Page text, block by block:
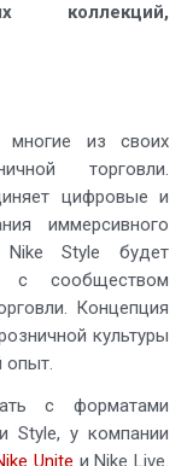
коллекций,
многие из своих
торговли.
цифровые и
иммерсивного
Style будет
с сообществом
Концепция
культуры
опыт.
с форматами
Style, у компании
Unite и Nike Live.